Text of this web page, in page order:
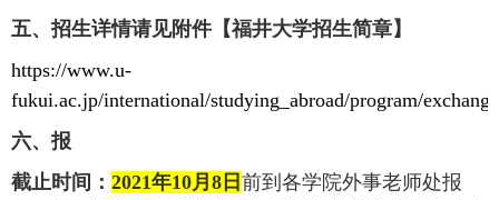
五、招生详情请见附件【福井大学招生简章】
https://www.u-
fukui.ac.jp/international/studying_abroad/program/
六、报
截止时间： 2021年10月 8 日 前到各学院外事老师处报